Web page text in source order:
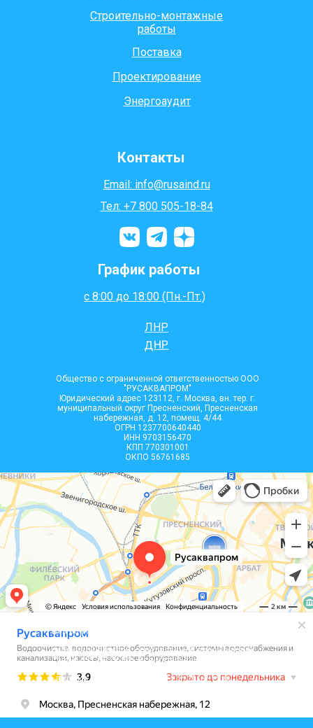
Проектирование
Контакты
Email: info@rusaind.ru
Тел: +7 800 505-18-84
Общество с ограниченной ответственностью ООО
"РУСАКВАПРОМ"
Юридический адрес 123112, г. Москва, вн. тер. г.
муниципальный округ Пресненский, Пресненская
набережная, д. 12, помещ. 4/44
ОГРН 1237700640440
ИНН 9703156470
КПП 770301001
ОКПО 56761685
Энергоаудит
Вся информация, размещенная на сайте, носит
информационный характер и не является
публичной офертой, определяемой положениями
Статьи 437 (2) ГК РФ. Все материалы на сайте
являются интеллектуальной собственностью 000
«РУСАКВАПРОМ», согласно ст.1225, ст.1228,
Поставка
Строительно-монтажные
работы
ДНР
ЛНР
с 8:00 до 18:00 (Пн.-Пт.)
График работы